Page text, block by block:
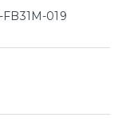
riasy
019